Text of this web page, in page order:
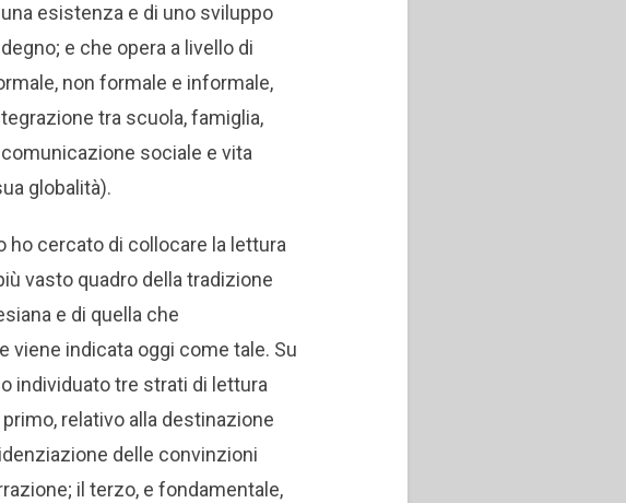
esistenza e di uno sviluppo
e che opera a livello di
non formale e informale,
tra scuola, famiglia,
sociale e vita
globalità).
ho cercato di collocare la lettura
vasto quadro della tradizione
e di quella che
viene indicata oggi come tale. Su
individuato tre strati di lettura
relativo alla destinazione
delle convinzioni
il terzo, e fondamentale,